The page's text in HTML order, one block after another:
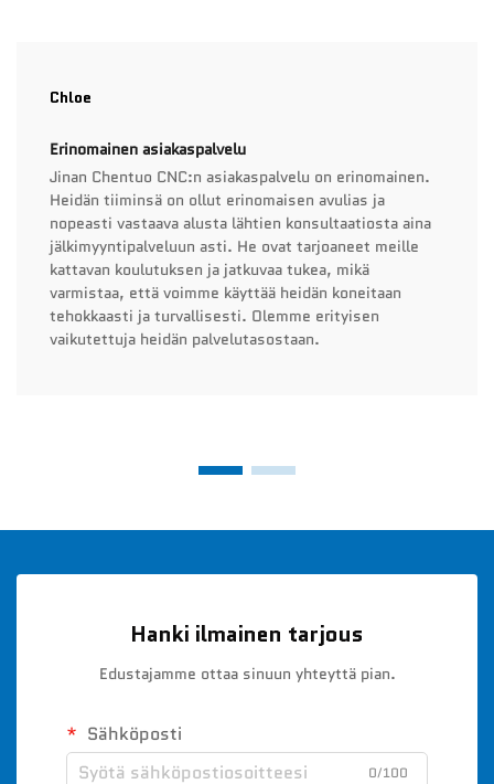
Chloe
Erinomainen asiakaspalvelu
Jinan Chentuo CNC:n asiakaspalvelu on erinomainen.
Heidän tiiminsä on ollut erinomaisen avulias ja
nopeasti vastaava alusta lähtien konsultaatiosta aina
jälkimyyntipalveluun asti. He ovat tarjoaneet meille
kattavan koulutuksen ja jatkuvaa tukea, mikä
varmistaa, että voimme käyttää heidän koneitaan
tehokkaasti ja turvallisesti. Olemme erityisen
vaikutettuja heidän palvelutasostaan.
Hanki ilmainen tarjous
Edustajamme ottaa sinuun yhteyttä pian.
Sähköposti
0/100